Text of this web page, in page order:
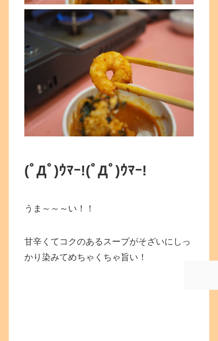
(ﾟДﾟ)ｳﾏｰ!(ﾟДﾟ)ｳﾏｰ!
うま～～～い！！
甘辛くてコクのあるスープがそざいにしっ
かり染みてめちゃくちゃ旨い！